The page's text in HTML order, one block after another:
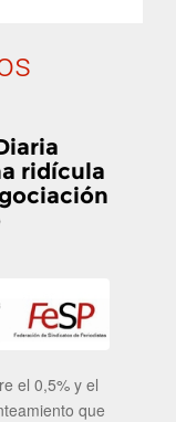
ridícula
el 0,5% y el
que